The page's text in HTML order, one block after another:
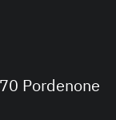
Pordenone